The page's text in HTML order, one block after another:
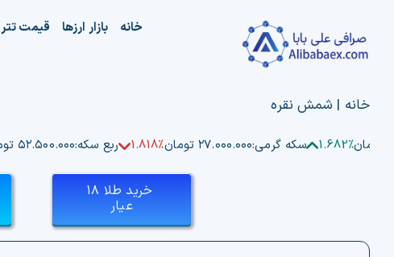
content
خانه بازار ارزها قیمت تتر
خانه | شمش نقره
1.682% سکه گرمی:۲۷.۰۰۰.۰۰۰ تومان 1.818% ربع سکه:۵۲.۵۰۰.۰۰۰ تومان
خرید طلا ۱۸
عیار